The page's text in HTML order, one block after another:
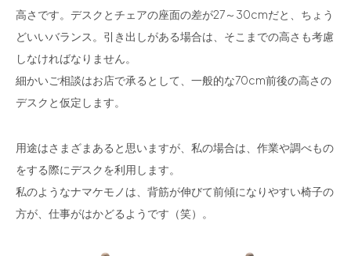
高さです。デスクとチェアの座面の差が27～30cmだと、ちょう
どいいバランス。引き出しがある場合は、そこまでの高さも考慮
しなければなりません。
細かいご相談はお店で承るとして、一般的な70cm前後の高さの
デスクと仮定します。
用途はさまざまあると思いますが、私の場合は、作業や調べもの
をする際にデスクを利用します。
私のようなナマケモノは、背筋が伸びて前傾になりやすい椅子の
方が、仕事がはかどるようです（笑）。